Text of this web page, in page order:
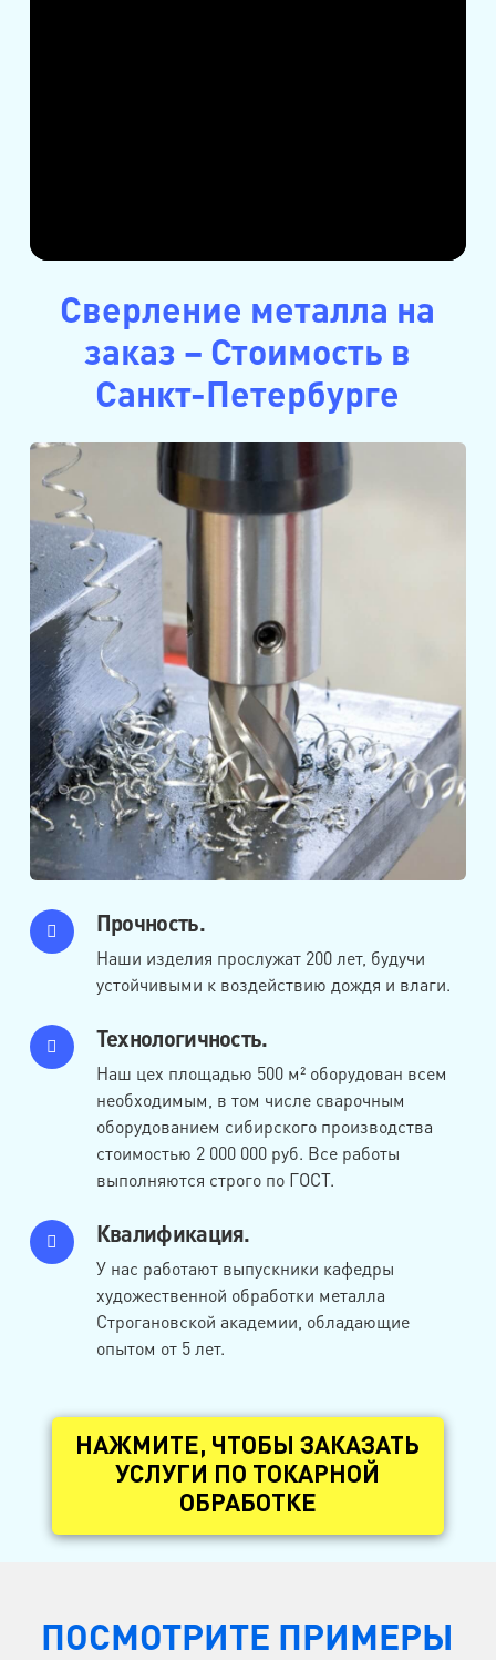
Сверление металла на
заказ – Стоимость в
Санкт-Петербурге
Прочность.
Наши изделия прослужат 200 лет, будучи
устойчивыми к воздействию дождя и влаги.
Технологичность.
Наш цех площадью 500 м² оборудован всем
необходимым, в том числе сварочным
оборудованием сибирского производства
стоимостью 2 000 000 руб. Все работы
выполняются строго по ГОСТ.
Квалификация.
У нас работают выпускники кафедры
художественной обработки металла
Строгановской академии, обладающие
опытом от 5 лет.
НАЖМИТЕ, ЧТОБЫ ЗАКАЗАТЬ
УСЛУГИ ПО ТОКАРНОЙ
ОБРАБОТКЕ
ПОСМОТРИТЕ ПРИМЕРЫ